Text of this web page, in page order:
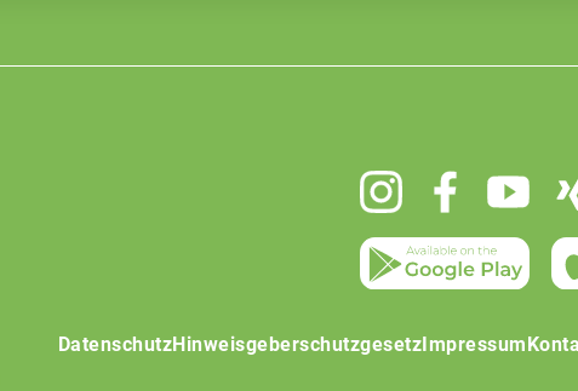
DatenschutzHinweisgeberschutzgesetzImpressum